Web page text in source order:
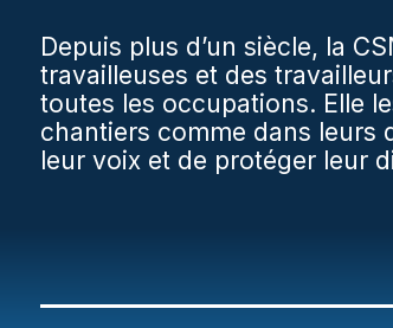
Depuis plus d’un siècle, la
travailleuses et des
toutes les occupations. Elle
chantiers comme dans leurs
leur voix et de protéger leur